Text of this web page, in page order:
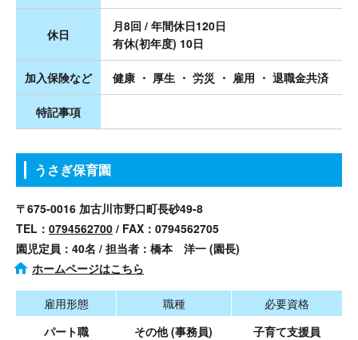
休日
月8回 / 年間休日120日
有休(初年度) 10日
加入保険など 健康 ・ 厚生 ・ 労災 ・ 雇用 ・ 退職金共済
特記事項
うさぎ保育園
〒675-0016 加古川市野口町長砂49-8
TEL： 0794562700 / FAX：0794562705
園児定員：40名 / 担当者：橋本 洋一 (園長)
ホームページはこちら
雇用形態 職種
必要資格
パート職
その他 (事務員)
子育て支援員